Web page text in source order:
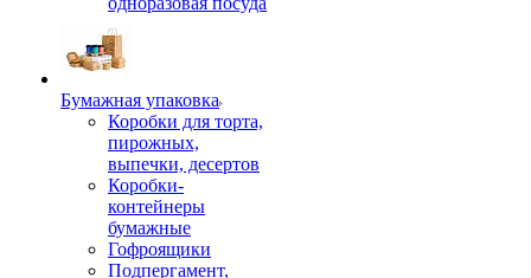
Бумажная упаковка
Коробки для торта,
пирожных,
выпечки, десертов
Коробки-
контейнеры
бумажные
Гофроящики
Подпергамент,